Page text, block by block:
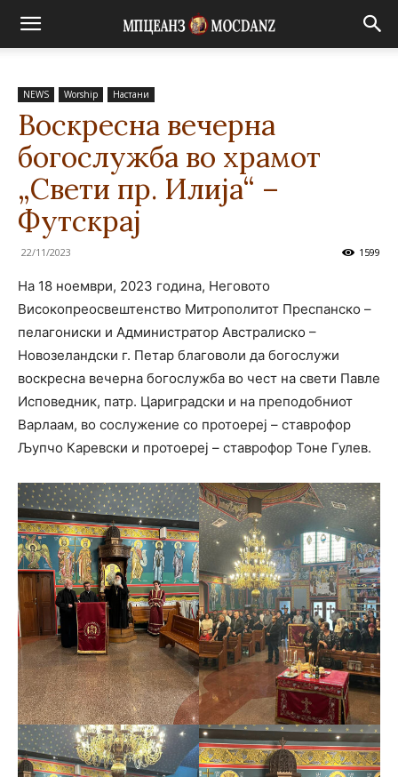
NEWS Worship Настани
Воскресна вечерна
богослужба во храмот
„Свети пр. Илија“ –
Футскрај
22/11/2023 1599
На 18 ноември, 2023 година, Неговото
Високопреосвештенство Митрополитот Преспанско –
пелагониски и Администратор Австралиско –
Новозеландски г. Петар благоволи да богослужи
воскресна вечерна богослужба во чест на свети Павле
Исповедник, патр. Цариградски и на преподобниот
Варлаам, во сослужение со протоереј – ставрофор
Љупчо Каревски и протоереј – ставрофор Тоне Гулев.